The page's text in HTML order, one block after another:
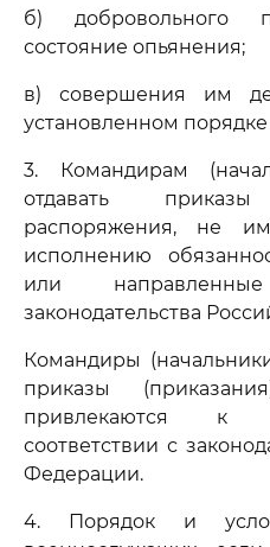
б) добровольного
состояние опьянения;
в) совершения им
установленном
3. Командирам
отдавать
распоряжения, не
исполнению
или
законодательства
Командиры
приказы
привлекаются к
соответствии с
Федерации.
4. Порядок и